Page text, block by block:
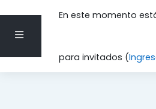
Pánel lateral
En este momento
para invitados (
Saltar al contenido principal